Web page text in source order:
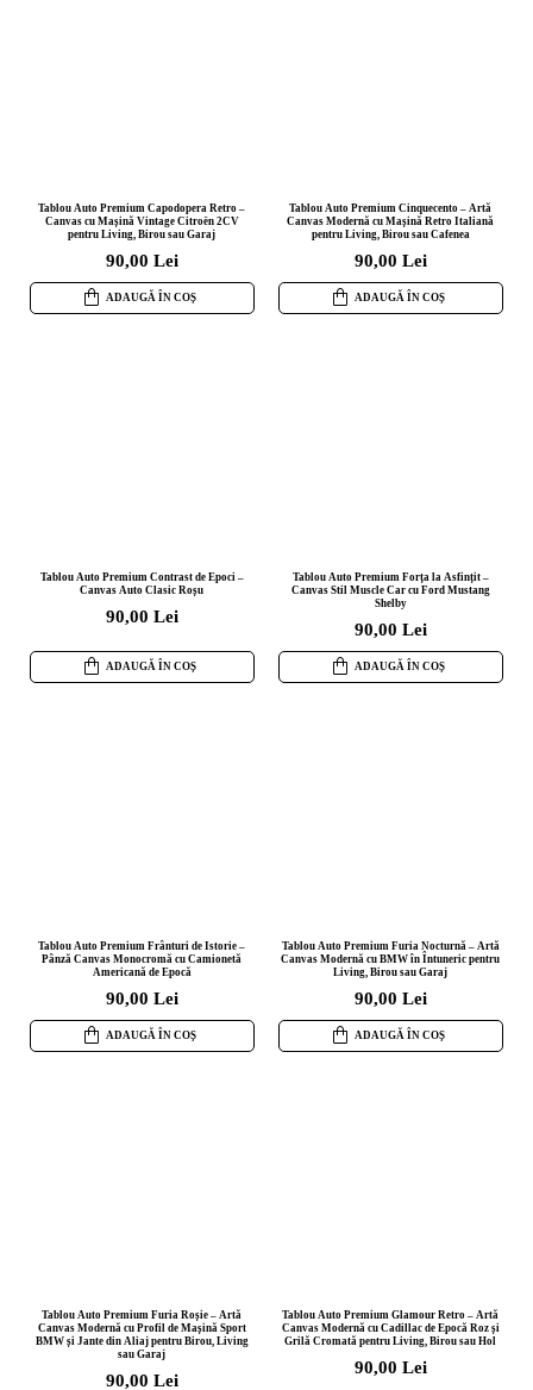
Tablou Auto Premium Capodopera Retro –
Canvas cu Mașină Vintage Citroën 2CV
pentru Living, Birou sau Garaj
90,00 Lei
ADAUGĂ ÎN COȘ
Tablou Auto Premium Cinquecento – Artă
Canvas Modernă cu Mașină Retro Italiană
pentru Living, Birou sau Cafenea
90,00 Lei
ADAUGĂ ÎN COȘ
Tablou Auto Premium Contrast de Epoci –
Canvas Auto Clasic Roșu
90,00 Lei
ADAUGĂ ÎN COȘ
Tablou Auto Premium Forța la Asfințit –
Canvas Stil Muscle Car cu Ford Mustang
Shelby
90,00 Lei
ADAUGĂ ÎN COȘ
Tablou Auto Premium Frânturi de Istorie –
Pânză Canvas Monocromă cu Camionetă
Americană de Epocă
90,00 Lei
ADAUGĂ ÎN COȘ
Tablou Auto Premium Furia Nocturnă – Artă
Canvas Modernă cu BMW în Întuneric pentru
Living, Birou sau Garaj
90,00 Lei
ADAUGĂ ÎN COȘ
Tablou Auto Premium Furia Roșie – Artă
Canvas Modernă cu Profil de Mașină Sport
BMW și Jante din Aliaj pentru Birou, Living
sau Garaj
90,00 Lei
Tablou Auto Premium Glamour Retro – Artă
Canvas Modernă cu Cadillac de Epocă Roz și
Grilă Cromată pentru Living, Birou sau Hol
90,00 Lei